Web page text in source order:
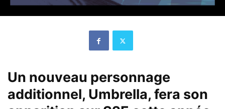
Un nouveau personnage
additionnel, Umbrella, fera son